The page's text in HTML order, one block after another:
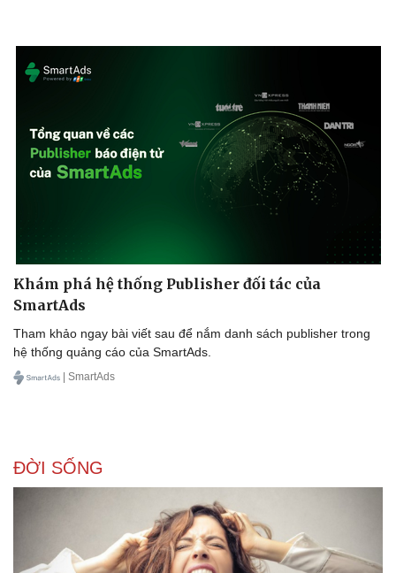
Doanh nhân
Khám phá hệ thống Publisher đối tác của
SmartAds
Tham khảo ngay bài viết sau để nắm danh sách publisher trong
hệ thống quảng cáo của SmartAds.
| SmartAds
ĐỜI SỐNG